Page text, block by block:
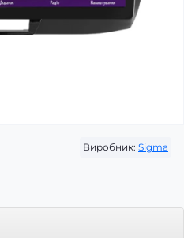
Виробник: Sigma